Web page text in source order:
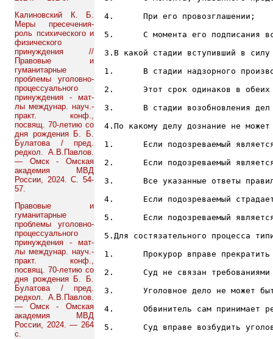
Калиновский К. Б.
Меры пресечения-
роль психического и
физического
принуждения //
Правовые и
гуманитарные
проблемы уголовно-
процессуального
принуждения - мат-
лы междунар. науч.-
практ. конф.,
посвящ. 70-летию со
дня рождения Б. Б.
Булатова / пред.
редкол. А.В.Павлов.
— Омск - Омская
академия МВД
России, 2024. С. 54-
57.
Правовые и
гуманитарные
проблемы уголовно-
процессуального
принуждения - мат-
лы междунар. науч.-
практ. конф.,
посвящ. 70-летию со
дня рождения Б. Б.
Булатова / пред.
редкол. А.В.Павлов.
— Омск - Омская
академия МВД
России, 2024. — 264
с.
4.	При его провозглашении;
5.	С момента его подписания всем составом суда;
3.В какой стадии вступивший в силу
1.	В стадии надзорного производства;
2.	Этот срок одинаков в обеих стадиях;
3.	В стадии возобновления дел по вновь открывшимся обстоятельствам;
4.По какому делу дознание не может
1.	Если подозреваемый является следователем прокуратуры;
2.	Если подозреваемый является военнослужащим;
3.	Все указанные ответы правильные;
4.	Если подозреваемый страдает тяжким психическим заболеванием;
5.	Если подозреваемый является несовершеннолетним;
5.Для состязательного процесса
1.	Прокурор вправе прекратить уголовное дело по нереабилитирующим основаниям;
2.	Суд не связан требованиями сторон;
3.	Уголовное дело не может быть рассмотрено в отсутствие обвиняемого;
4.	Обвинитель сам принимает решение о мере пресечения в отношении обвиняемого;
5.	Суд вправе возбудить уголовное преследование;